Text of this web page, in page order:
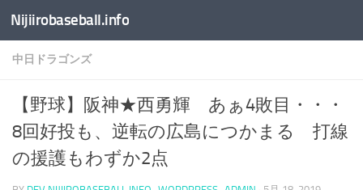
コンテンツへスキップ
Nijiirobaseball.info
中日ドラゴンズ
【野球】阪神★西勇輝 あぁ4敗目・・・
8回好投も、逆転の広島につかまる 打線
の援護もわずか2点